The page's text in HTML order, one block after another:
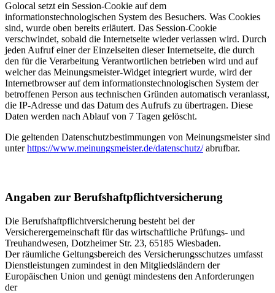
Golocal setzt ein Session-Cookie auf dem
informationstechnologischen System des Besuchers. Was Cookies
sind, wurde oben bereits erläutert. Das Session-Cookie
verschwindet, sobald die Internetseite wieder verlassen wird. Durch
jeden Aufruf einer der Einzelseiten dieser Internetseite, die durch
den für die Verarbeitung Verantwortlichen betrieben wird und auf
welcher das Meinungsmeister-Widget integriert wurde, wird der
Internetbrowser auf dem informationstechnologischen System der
betroffenen Person aus technischen Gründen automatisch veranlasst,
die IP-Adresse und das Datum des Aufrufs zu übertragen. Diese
Daten werden nach Ablauf von 7 Tagen gelöscht.
Die geltenden Datenschutzbestimmungen von Meinungsmeister sind
unterhttps://www.meinungsmeister.de/datenschutz/abrufbar.
Angaben zur Berufshaftpflichtversicherung
Die Berufshaftpflichtversicherung besteht bei der
Versicherergemeinschaft für das wirtschaftliche Prüfungs- und
Treuhandwesen, Dotzheimer Str. 23, 65185 Wiesbaden.
Der räumliche Geltungsbereich des Versicherungsschutzes umfasst
Dienstleistungen zumindest in den Mitgliedsländern der
Europäischen Union und genügt mindestens den Anforderungen
der